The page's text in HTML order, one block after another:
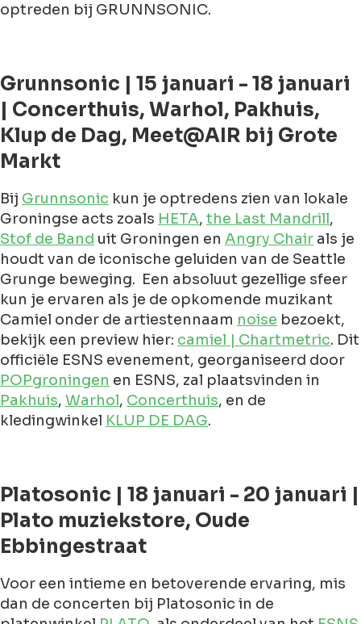
optreden bij GRUNNSONIC.
Grunnsonic | 15 januari - 18 januari
| Concerthuis, Warhol, Pakhuis,
Klup de Dag, Meet@AIR bij Grote
Markt
Bij Grunnsonic kun je optredens zien van lokale
Groningse acts zoals HETA, the Last Mandrill,
Stof de Band uit Groningen en Angry Chair als je
houdt van de iconische geluiden van de Seattle
Grunge beweging. Een absoluut gezellige sfeer
kun je ervaren als je de opkomende muzikant
Camiel onder de artiestennaam noise bezoekt,
bekijk een preview hier: camiel | Chartmetric. Dit
officiële ESNS evenement, georganiseerd door
POPgroningen en ESNS, zal plaatsvinden in
Pakhuis, Warhol, Concerthuis, en de
kledingwinkel KLUP DE DAG.
Platosonic | 18 januari - 20 januari |
Plato muziekstore, Oude
Ebbingestraat
Voor een intieme en betoverende ervaring, mis
dan de concerten bij Platosonic in de